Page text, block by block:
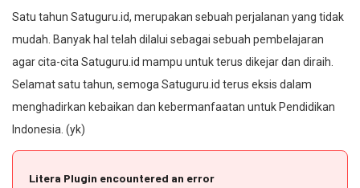
Satu tahun Satuguru.id, merupakan sebuah perjalanan yang tidak
mudah. Banyak hal telah dilalui sebagai sebuah pembelajaran
agar cita-cita Satuguru.id mampu untuk terus dikejar dan diraih.
Selamat satu tahun, semoga Satuguru.id terus eksis dalam
menghadirkan kebaikan dan kebermanfaatan untuk Pendidikan
Indonesia. (yk)
Litera Plugin encountered an error